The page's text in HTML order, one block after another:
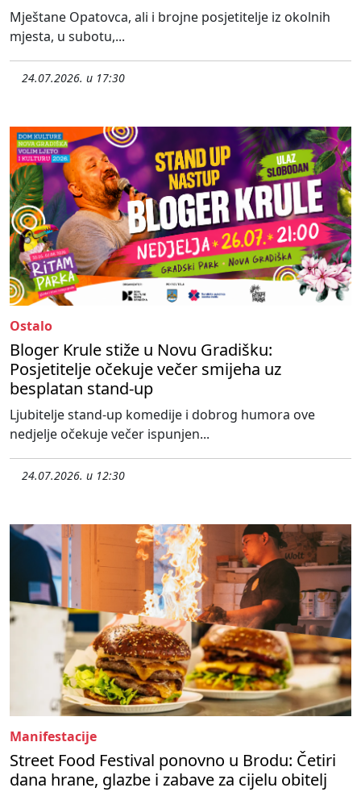
Mještane Opatovca, ali i brojne posjetitelje iz okolnih
mjesta, u subotu,...
24.07.2026. u 17:30
Ostalo
Bloger Krule stiže u Novu Gradišku:
Posjetitelje očekuje večer smijeha uz
besplatan stand-up
Ljubitelje stand-up komedije i dobrog humora ove
nedjelje očekuje večer ispunjen...
24.07.2026. u 12:30
Manifestacije
Street Food Festival ponovno u Brodu: Četiri
dana hrane, glazbe i zabave za cijelu obitelj